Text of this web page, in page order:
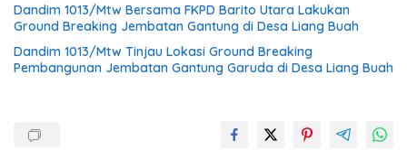
Dandim 1013/Mtw Bersama FKPD Barito Utara Lakukan
Ground Breaking Jembatan Gantung di Desa Liang Buah
Dandim 1013/Mtw Tinjau Lokasi Ground Breaking
Pembangunan Jembatan Gantung Garuda di Desa Liang Buah